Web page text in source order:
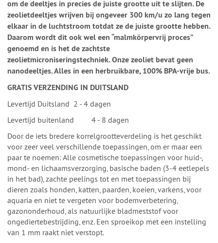
om de deeltjes in precies de juiste grootte uit te slijten. De
zeolietdeeltjes wrijven bij ongeveer 300 km/u zo lang tegen
elkaar in de luchtstroom totdat ze de juiste grootte hebben.
Daarom wordt dit ook wel een “malmkörpervrij proces”
genoemd en is het de zachtste
zeolietmicroniseringstechniek. Onze zeoliet bevat geen
nanodeeltjes. Alles in een herbruikbare, 100% BPA-vrije bus.
GRATIS VERZENDING IN DUITSLAND
Levertijd Duitsland 2 - 4 dagen
Levertijd buitenland 4 - 8 dagen
Door de iets bredere korrelgrootteverdeling is het geschikt
voor zeer veel verschillende toepassingen, om er maar een
paar te noemen: Alle cosmetische toepassingen voor huid-,
mond- en lichaamsverzorging, basische baden (3-4 eetlepels
in het bad), zachte peelings tot en met toepassingen bij
dieren zoals honden, katten, paarden, koeien, varkens, voor
aquaria en niet te vergeten voor bodemverbetering,
gazononderhoud, als natuurlijke bladmeststof voor
ongediertebestrijding, enz. Een sproeikop met een instelling
van 1 mm raakt niet verstopt.